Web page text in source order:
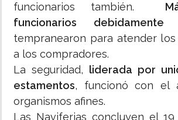
funcionarios también.
funcionarios debidamente
tempranearon para atender
a los compradores.
La seguridad, liderada por
estamentos, funcionó con el
organismos afines.
Las Naviferias concluyen el